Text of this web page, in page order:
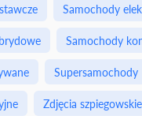
Samochody
Samochody
Supersamochody
Zdjęcia szpiegowskie